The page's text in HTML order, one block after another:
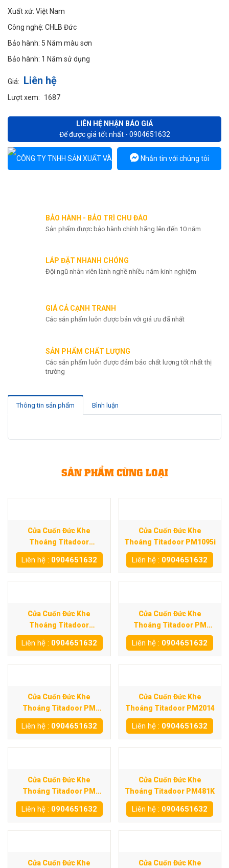
Xuất xứ: Việt Nam
Công nghệ: CHLB Đức
Bảo hành: 5 Năm màu sơn
Bảo hành: 1 Năm sử dụng
Giá: Liên hệ
Lượt xem: 1687
LIÊN HỆ NHẬN BÁO GIÁ
Để được giá tốt nhất - 0904651632
Nhắn tin với chúng tôi
BẢO HÀNH - BẢO TRÌ CHU ĐÁO
Sản phẩm được bảo hành chính hãng lên đến 10 năm
LẮP ĐẶT NHANH CHÓNG
Đội ngũ nhân viên lành nghề nhiều năm kinh nghiệm
GIÁ CẢ CẠNH TRANH
Các sản phẩm luôn được bán với giá ưu đã nhất
SẢN PHẨM CHẤT LƯỢNG
Các sản phẩm luôn được đảm bảo chất lượng tốt nhất thị
trường
Thông tin sản phẩm Bình luận
SẢN PHẨM CÙNG LOẠI
Cửa Cuốn Đức Khe
Thoáng Titadoor
PM1060S
Liên hệ : 0904651632
Cửa Cuốn Đức Khe
Thoáng Titadoor PM1095i
Liên hệ : 0904651632
Cửa Cuốn Đức Khe
Thoáng Titadoor
PM1020S
Liên hệ : 0904651632
Cửa Cuốn Đức Khe
Thoáng Titadoor PM
500SC
Liên hệ : 0904651632
Cửa Cuốn Đức Khe
Thoáng Titadoor PM
600SE
Liên hệ : 0904651632
Cửa Cuốn Đức Khe
Thoáng Titadoor PM2014
Liên hệ : 0904651632
Cửa Cuốn Đức Khe
Thoáng Titadoor PM
960ST
Liên hệ : 0904651632
Cửa Cuốn Đức Khe
Thoáng Titadoor PM481K
Liên hệ : 0904651632
Cửa Cuốn Đức Khe Cửa Cuốn Đức Khe